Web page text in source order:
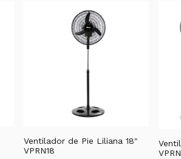
Ventilador de Pie Liliana 18"
VPRN18